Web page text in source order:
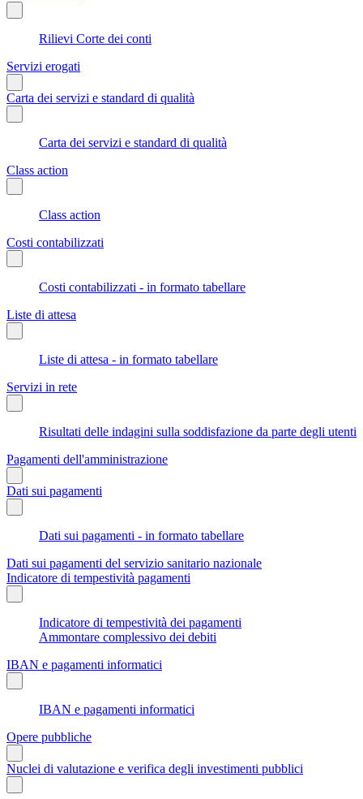
Rilievi Corte dei conti
Servizi erogati
Carta dei servizi e standard di qualità
Carta dei servizi e standard di qualità
Class action
Class action
Costi contabilizzati
Costi contabilizzati - in formato tabellare
Liste di attesa
Liste di attesa - in formato tabellare
Servizi in rete
Risultati delle indagini sulla soddisfazione da parte degli utenti
Pagamenti dell'amministrazione
Dati sui pagamenti
Dati sui pagamenti - in formato tabellare
Dati sui pagamenti del servizio sanitario nazionale
Indicatore di tempestività pagamenti
Indicatore di tempestività dei pagamenti
Ammontare complessivo dei debiti
IBAN e pagamenti informatici
IBAN e pagamenti informatici
Opere pubbliche
Nuclei di valutazione e verifica degli investimenti pubblici